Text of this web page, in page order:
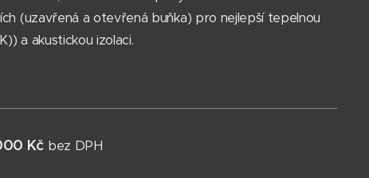
(uzavřená a otevřená buňka) pro nejlepší tepelnou
a akustickou izolaci.
Kč bez DPH